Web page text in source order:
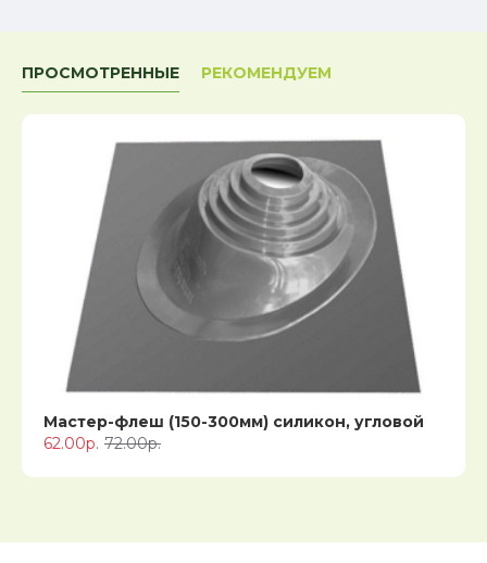
ПРОСМОТРЕННЫЕ РЕКОМЕНДУЕМ
Мастер-флеш (150-300мм) силикон, угловой
62.00р. 72.00р.